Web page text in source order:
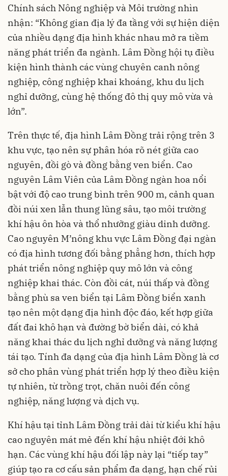
Chính sách Nông nghiệp và Môi trường nhìn
nhận: “Không gian địa lý đa tầng với sự hiện diện
của nhiều dạng địa hình khác nhau mở ra tiềm
năng phát triển đa ngành. Lâm Đồng hội tụ điều
kiện hình thành các vùng chuyên canh nông
nghiệp, công nghiệp khai khoáng, khu du lịch
nghỉ dưỡng, cùng hệ thống đô thị quy mô vừa và
lớn”.
Trên thực tế, địa hình Lâm Đồng trải rộng trên 3
khu vực, tạo nên sự phân hóa rõ nét giữa cao
nguyên, đồi gò và đồng bằng ven biển. Cao
nguyên Lâm Viên của Lâm Đồng ngàn hoa nổi
bật với độ cao trung bình trên 900 m, cảnh quan
đồi núi xen lẫn thung lũng sâu, tạo môi trường
khí hậu ôn hòa và thổ nhưỡng giàu dinh dưỡng.
Cao nguyên M’nông khu vực Lâm Đồng đại ngàn
có địa hình tương đối bằng phẳng hơn, thích hợp
phát triển nông nghiệp quy mô lớn và công
nghiệp khai thác. Còn đồi cát, núi thấp và đồng
bằng phù sa ven biển tại Lâm Đồng biển xanh
tạo nên một dạng địa hình độc đáo, kết hợp giữa
đất đai khô hạn và đường bờ biển dài, có khả
năng khai thác du lịch nghỉ dưỡng và năng lượng
tái tạo. Tính đa dạng của địa hình Lâm Đồng là cơ
sở cho phân vùng phát triển hợp lý theo điều kiện
tự nhiên, từ trồng trọt, chăn nuôi đến công
nghiệp, năng lượng và dịch vụ.
Khí hậu tại tỉnh Lâm Đồng trải dài từ kiểu khí hậu
cao nguyên mát mẻ đến khí hậu nhiệt đới khô
hạn. Các vùng khí hậu đối lập này lại “tiếp tay”
giúp tạo ra cơ cấu sản phẩm đa dạng, hạn chế rủi